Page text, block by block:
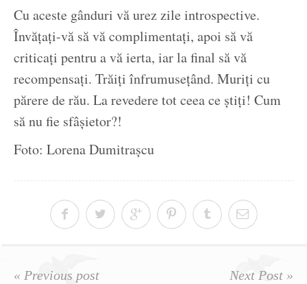
Cu aceste gânduri vă urez zile introspective.
Învățați-vă să vă complimentați, apoi să vă
criticați pentru a vă ierta, iar la final să vă
recompensați. Trăiți înfrumusețând. Muriți cu
părere de rău. La revedere tot ceea ce știți! Cum
să nu fie sfâșietor?!
Foto: Lorena Dumitrașcu
« Previous post Next Post »